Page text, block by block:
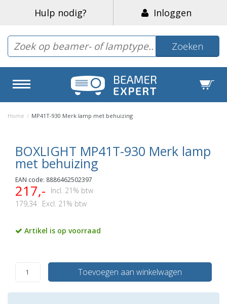
Hulp nodig? Inloggen
Zoeken
Home / MP41T-930 Merk lamp met behuizing
BOXLIGHT MP41T-930 Merk lamp
met behuizing
EAN code: 8886462502397
217,-
Incl. 21% btw
179,34 Excl. 21% btw
Artikel is op voorraad
Toevoegen aan winkelwagen